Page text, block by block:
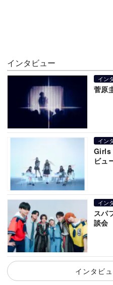
インタビュー
イン
菅原
イン
Girls
ビュ
イン
スパ
談会
インタビ